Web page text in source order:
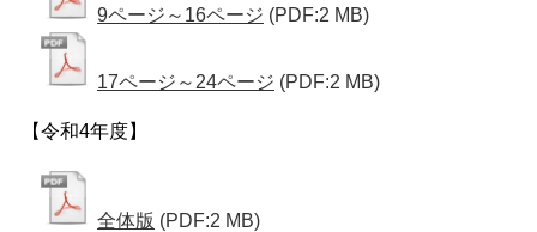
9ページ～16ページ (PDF:2 MB)
17ページ～24ページ (PDF:2 MB)
【令和4年度】
全体版 (PDF:2 MB)